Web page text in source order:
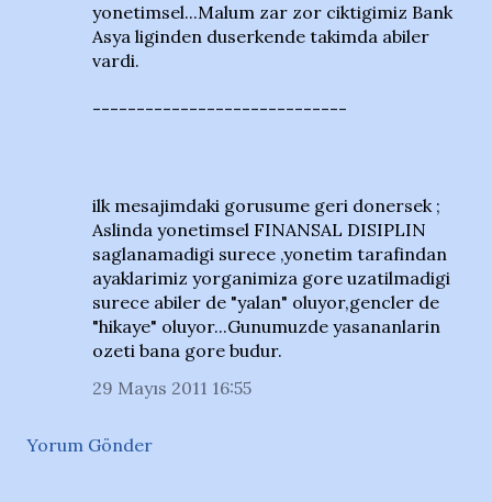
yonetimsel...Malum zar zor ciktigimiz Bank
Asya liginden duserkende takimda abiler
vardi.
-----------------------------
ilk mesajimdaki gorusume geri donersek ;
Aslinda yonetimsel FINANSAL DISIPLIN
saglanamadigi surece ,yonetim tarafindan
ayaklarimiz yorganimiza gore uzatilmadigi
surece abiler de "yalan" oluyor,gencler de
"hikaye" oluyor...Gunumuzde yasananlarin
ozeti bana gore budur.
29 Mayıs 2011 16:55
Yorum Gönder